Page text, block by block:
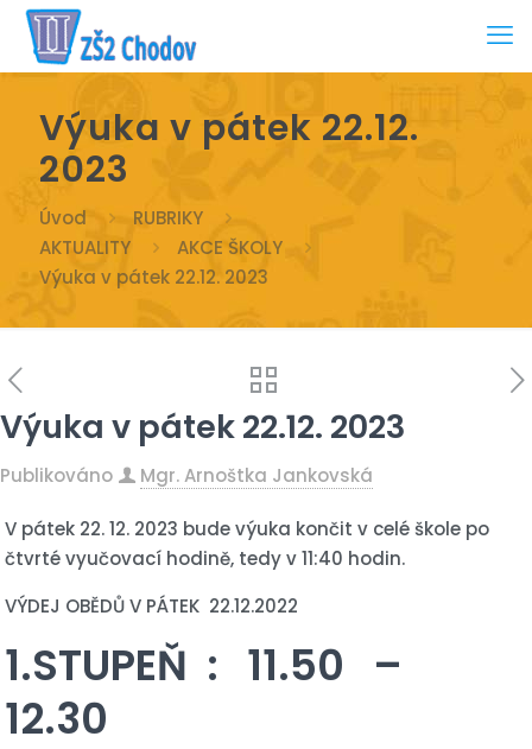
Výuka v pátek 22.12.
2023
Úvod
RUBRIKY
AKTUALITY
AKCE ŠKOLY
Výuka v pátek 22.12. 2023
Výuka v pátek 22.12. 2023
Publikováno Mgr. Arnoštka Jankovská
V pátek 22. 12. 2023 bude výuka končit v celé škole po
čtvrté vyučovací hodině, tedy v 11:40 hodin.
VÝDEJ OBĚDŮ V PÁTEK 22.12.2022
1.STUPEŇ : 11.50 –
12.30